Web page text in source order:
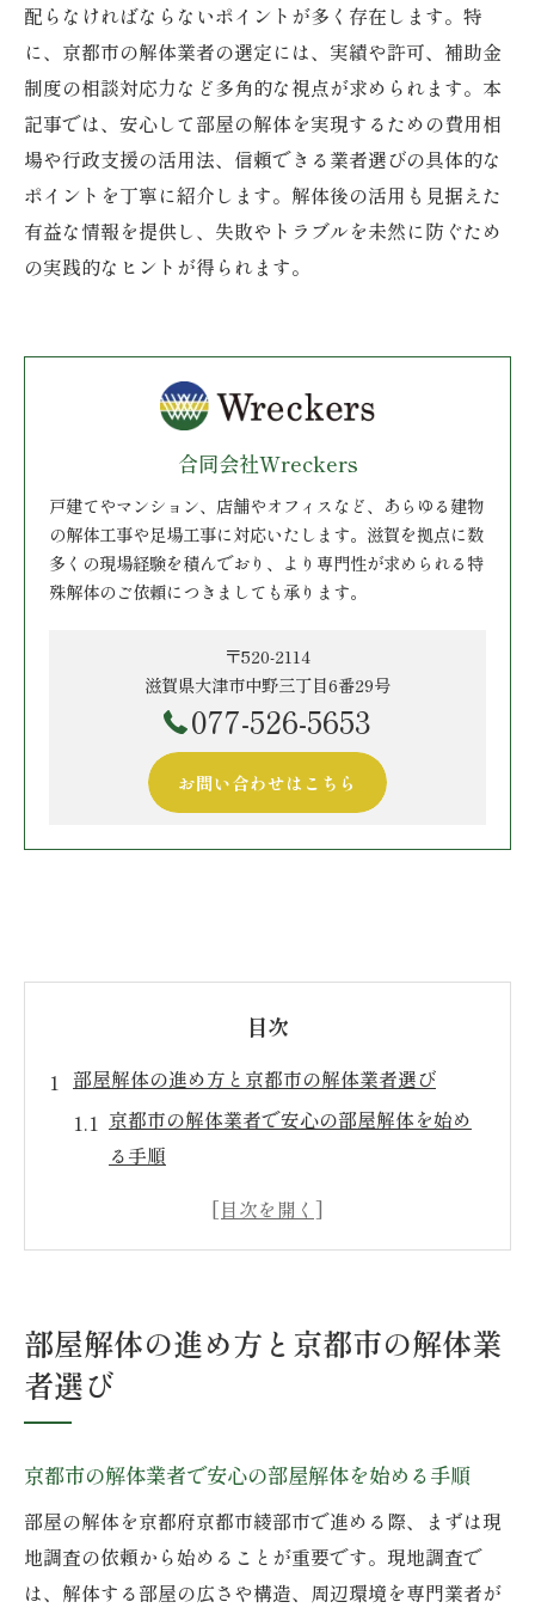
配らなければならないポイントが多く存在します。特
に、京都市の解体業者の選定には、実績や許可、補助金
制度の相談対応力など多角的な視点が求められます。本
記事では、安心して部屋の解体を実現するための費用相
場や行政支援の活用法、信頼できる業者選びの具体的な
ポイントを丁寧に紹介します。解体後の活用も見据えた
有益な情報を提供し、失敗やトラブルを未然に防ぐため
の実践的なヒントが得られます。
合同会社Wreckers
戸建てやマンション、店舗やオフィスなど、あらゆる建物
の解体工事や足場工事に対応いたします。滋賀を拠点に数
多くの現場経験を積んでおり、より専門性が求められる特
殊解体のご依頼につきましても承ります。
〒520-2114
滋賀県大津市中野三丁目6番29号
077-526-5653
お問い合わせはこちら
目次
部屋解体の進め方と京都市の解体業者選び
京都市の解体業者で安心の部屋解体を始め
る手順
信頼できる京都市の解体業者選びの基準
ト
部屋解体を京都市の解体業者に依頼する流
解体費用を抑えるには京都市の業者が鍵
京都市の解体業者で費用を抑えるポイント
解体費用の比較は京都市の解体業者が重要
京都市の解体業者なら費用見積もりも安心
部屋解体の進め方と京都市の解体業
者選び
京都市の解体業者で安心の部屋解体を始める手順
部屋の解体を京都府京都市綾部市で進める際、まずは現
地調査の依頼から始めることが重要です。現地調査で
は、解体する部屋の広さや構造、周辺環境を専門業者が